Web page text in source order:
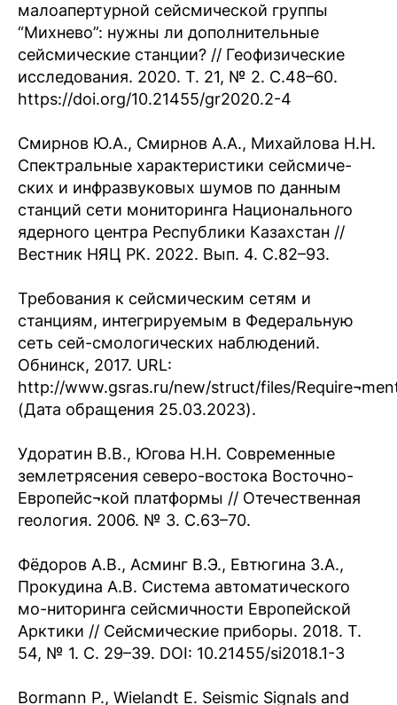
малоапертурной сейсмической группы
“Михнево”: нужны ли дополнительные
сейсмические станции? // Геофизические
исследования. 2020. Т. 21, № 2. С.48–60.
https://doi.org/10.21455/gr2020.2-4
Смирнов Ю.А., Смирнов А.А., Михайлова Н.Н.
Спектральные характеристики сейсмиче-
ских и инфразвуковых шумов по данным
станций сети мониторинга Национального
ядерного центра Республики Казахстан //
Вестник НЯЦ РК. 2022. Вып. 4. С.82–93.
Требования к сейсмическим сетям и
станциям, интегрируемым в Федеральную
сеть сей-смологических наблюдений.
Обнинск, 2017. URL:
http://www.gsras.ru/new/struct/files/
(Дата обращения 25.03.2023).
Удоратин В.В., Югова Н.Н. Современные
землетрясения северо-востока Восточно-
Европейс¬кой платформы // Отечественная
геология. 2006. № 3. С.63–70.
Фёдоров А.В., Асминг В.Э., Евтюгина З.А.,
Прокудина А.В. Система автоматического
мо-ниторинга сейсмичности Европейской
Арктики // Сейсмические приборы. 2018. Т.
54, № 1. С. 29–39. DOI: 10.21455/si2018.1-3
Bormann P., Wielandt E. Seismic Signals and